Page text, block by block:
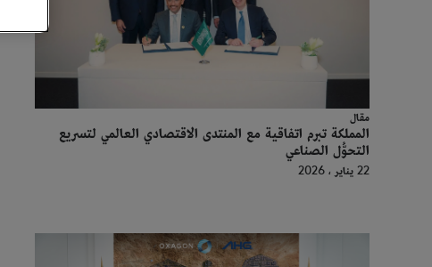
مقال
المملكة تبرم اتفاقية مع المنتدى الاقتصادي العالمي لتسريع
التحوُّل الصناعي
22 يناير ، 2026